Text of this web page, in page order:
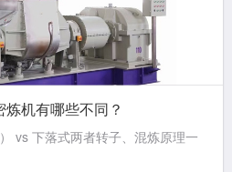
机有哪些不同？
vs 下落式两者转子、混炼原理一